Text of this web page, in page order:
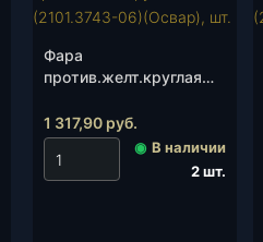
Фара
против.желт.круглая
шт.
1 317,90 руб.
◉ В наличии
2 шт.